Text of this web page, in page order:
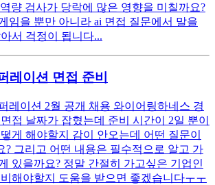
량 검사가 당락에 많은 영향을 미칠까요?
임을 뿐만 아니라 ai 면접 질문에서 말을
서 걱정이 됩니다...
레이션 면접 준비
레이션 2월 공개 채용 와이어링하네스 경
접 날짜가 잡혔는데 준비 시간이 2일 뿐이
게 해야할지 감이 안오는데 어떤 질문이
? 그리고 어떤 내용은 필수적으로 알고 가
있을까요? 정말 간절히 가고싶은 기업인
해야할지 도움을 받으면 좋겠습니다ㅜㅜ